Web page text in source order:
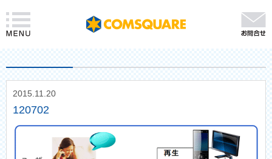
2015.11.20
120702